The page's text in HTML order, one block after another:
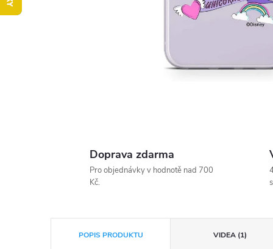
Doprava zdarma
Pro objednávky v hodnotě nad 700
Kč.
POPIS PRODUKTU VIDEA (1)